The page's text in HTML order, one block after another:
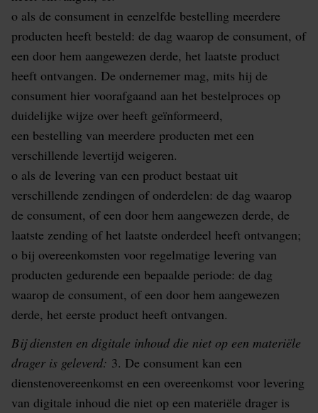
o als de consument in eenzelfde bestelling meerdere
producten heeft besteld: de dag waarop de consument, of
een door hem aangewezen derde, het laatste product
heeft ontvangen. De ondernemer mag, mits hij de
consument hier voorafgaand aan het bestelproces op
duidelijke wijze over heeft geïnformeerd,
een bestelling van meerdere producten met een
verschillende levertijd weigeren.
o als de levering van een product bestaat uit
verschillende zendingen of onderdelen: de dag waarop
de consument, of een door hem aangewezen derde, de
laatste zending of het laatste onderdeel heeft ontvangen;
o bij overeenkomsten voor regelmatige levering van
producten gedurende een bepaalde periode: de dag
waarop de consument, of een door hem aangewezen
derde, het eerste product heeft ontvangen.
Bij diensten en digitale inhoud die niet op een materiële
drager is geleverd: 3. De consument kan een
dienstenovereenkomst en een overeenkomst voor levering
van digitale inhoud die niet op een materiële drager is